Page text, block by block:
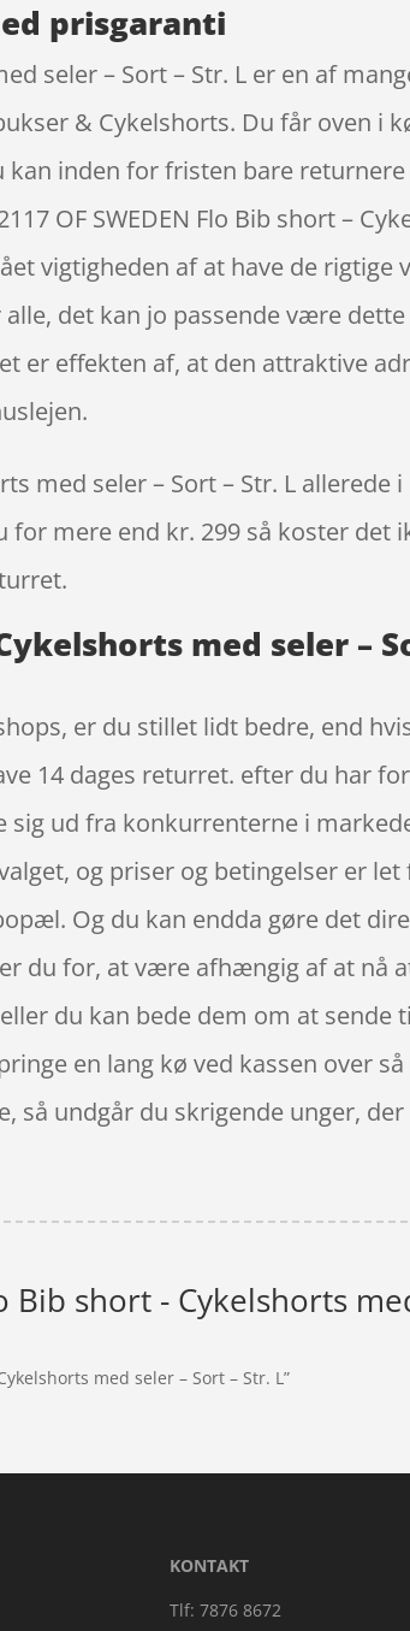
prisgaranti
seler – Sort – Str. L er en af
& Cykelshorts. Du får oven i
inden for fristen bare
OF SWEDEN Flo Bib short –
vigtigheden af at have de rigtige
det kan jo passende være
er effekten af, at den attraktive
med seler – Sort – Str. L
mere end kr. 299 så koster det
Cykelshorts med seler –
er du stillet lidt bedre, end
14 dages returret. efter du har
ud fra konkurrenterne i
og priser og betingelser er
Og du kan endda gøre det
du for, at være afhængig af at nå
du kan bede dem om at sende
en lang kø ved kassen over
så undgår du skrigende unger,
Bib short - Cykelshorts
med seler – Sort – Str. L”
KONTAKT
Tlf: 7876 8672